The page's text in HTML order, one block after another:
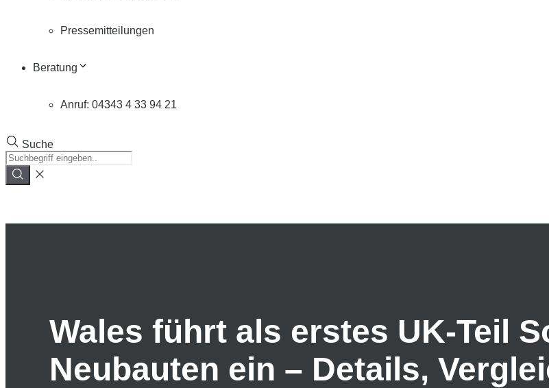
Pressemitteilungen
Beratung
Anruf: 04343 4 33 94 21
Suche
Wales führt als erstes UK-Teil
Neubauten ein – Details,